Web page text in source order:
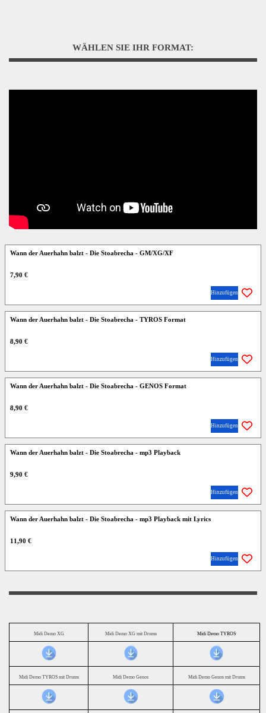
WÄHLEN SIE IHR FORMAT:
Wann der Auerhahn balzt - Die Stoabrecha - GM/XG/XF
7,90 €
Hinzufügen
Wann der Auerhahn balzt - Die Stoabrecha - TYROS Format
8,90 €
Hinzufügen
Wann der Auerhahn balzt - Die Stoabrecha - GENOS Format
8,90 €
Hinzufügen
Wann der Auerhahn balzt - Die Stoabrecha - mp3 Playback
9,90 €
Hinzufügen
Wann der Auerhahn balzt - Die Stoabrecha - mp3 Playback mit Lyrics
11,90 €
Hinzufügen
Midi Demo XG Midi Demo XG mit Drums Midi Demo TYROS
Midi Demo TYROS mit Drums Midi Demo Genos Midi Demo Genos mit Drums